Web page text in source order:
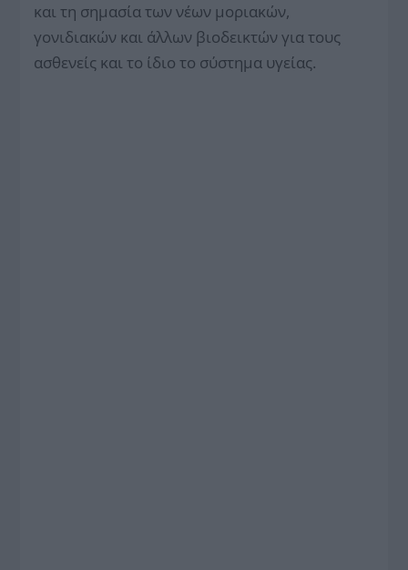
και τη σημασία των νέων μοριακών,
γονιδιακών και άλλων βιοδεικτών για τους
ασθενείς και το ίδιο το σύστημα υγείας.